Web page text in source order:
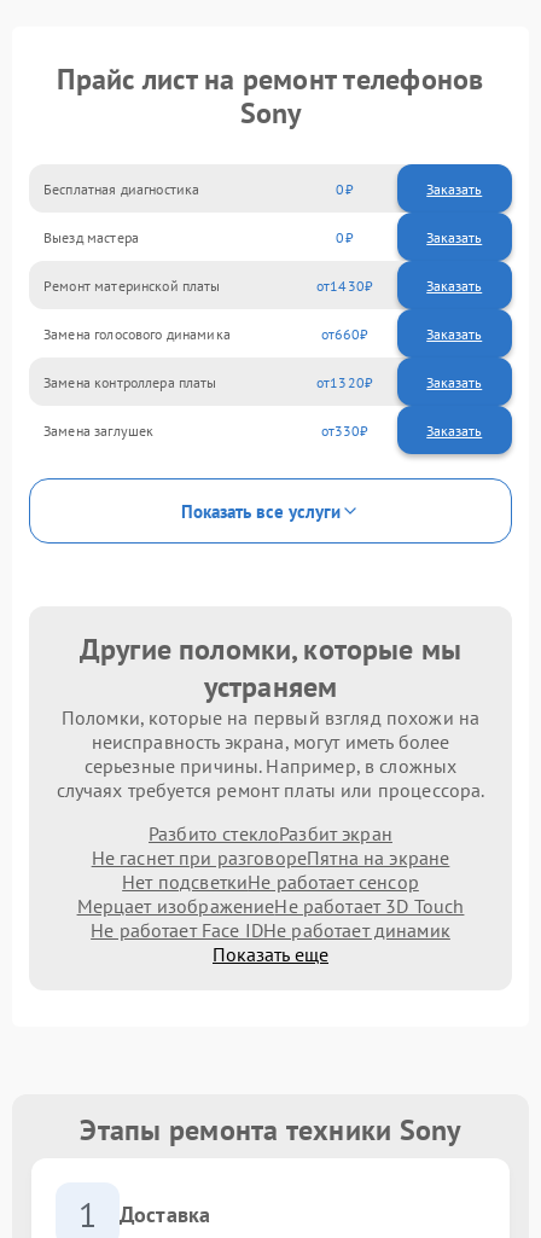
Прайс лист на ремонт телефонов
Sony
Бесплатная диагностика 0 Заказать
Выезд мастера 0 Заказать
Ремонт материнской платы 1430
Замена голосового динамика 660
Замена контроллера платы 1320
Замена заглушек 330
Показать все услуги
Другие поломки, которые мы
устраняем
Поломки, которые на первый взгляд похожи на
неисправность экрана, могут иметь более
серьезные причины. Например, в сложных
случаях требуется ремонт платы или процессора.
Разбито стеклоРазбит экран
Не гаснет при разговореПятна на экране
Нет подсветкиНе работает сенсор
Мерцает изображениеНе работает 3D Touch
Не работает Face IDНе работает динамик
Показать еще
Этапы ремонта техники Sony
1 Доставка